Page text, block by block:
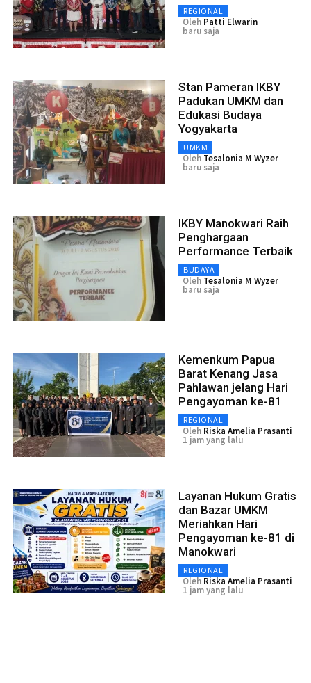
REGIONAL
Oleh Patti Elwarin
baru saja
Stan Pameran IKBY
Padukan UMKM dan
Edukasi Budaya
Yogyakarta
UMKM
Oleh Tesalonia M Wyzer
baru saja
IKBY Manokwari Raih
Penghargaan
Performance Terbaik
BUDAYA
Oleh Tesalonia M Wyzer
baru saja
Kemenkum Papua
Barat Kenang Jasa
Pahlawan jelang Hari
Pengayoman ke-81
REGIONAL
Oleh Riska Amelia Prasanti
1 jam yang lalu
Layanan Hukum Gratis
dan Bazar UMKM
Meriahkan Hari
Pengayoman ke-81 di
Manokwari
REGIONAL
Oleh Riska Amelia Prasanti
1 jam yang lalu